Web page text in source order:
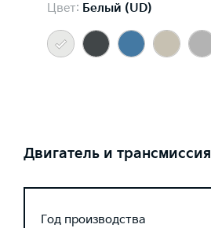
Цвет: Белый (UD)
Двигатель и трансмиссия
Год производства